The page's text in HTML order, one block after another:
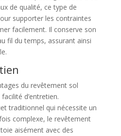
de qualité, ce type de
supporter les contraintes
facilement. Il conserve son
fil du temps, assurant ainsi
du revêtement sol
d’entretien.
traditionnel qui nécessite un
complexe, le revêtement
aisément avec des